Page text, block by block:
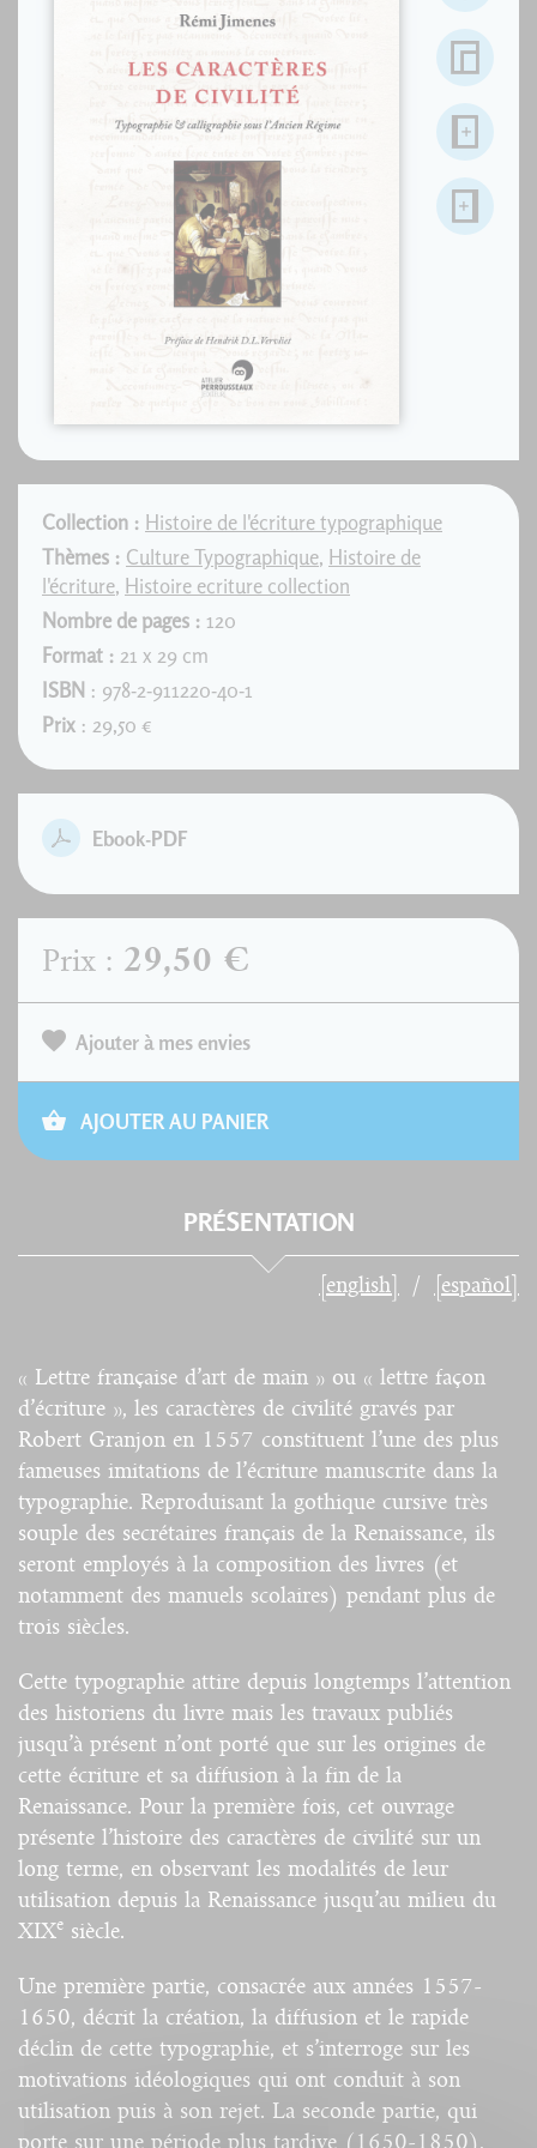
Collection : Histoire de l'écriture typographique
Thèmes : Culture Typographique, Histoire de
l'écriture, Histoire ecriture collection
Nombre de pages : 120
Format : 21 x 29 cm
ISBN : 978-2-911220-40-1
Prix : 29,50 €
Ebook-PDF
Prix : 29,50 €
Ajouter à mes envies
AJOUTER AU PANIER
PRÉSENTATION
[english] [español]
« Lettre française d’art de main » ou « lettre façon
d’écriture », les caractères de civilité gravés par
Robert Granjon en 1557 constituent l’une des plus
fameuses imitations de l’écriture manuscrite dans la
typographie. Reproduisant la gothique cursive très
souple des secrétaires français de la Renaissance, ils
seront employés à la composition des livres (et
notamment des manuels scolaires) pendant plus de
trois siècles.
Cette typographie attire depuis longtemps l’attention
des historiens du livre mais les travaux publiés
jusqu’à présent n’ont porté que sur les origines de
cette écriture et sa diffusion à la fin de la
Renaissance. Pour la première fois, cet ouvrage
présente l’histoire des caractères de civilité sur un
long terme, en observant les modalités de leur
utilisation depuis la Renaissance jusqu’au milieu du
XIXe siècle.
Une première partie, consacrée aux années 1557-
1650, décrit la création, la diffusion et le rapide
déclin de cette typographie, et s’interroge sur les
motivations idéologiques qui ont conduit à son
utilisation puis à son rejet. La seconde partie, qui
porte sur une période plus tardive (1650-1850),